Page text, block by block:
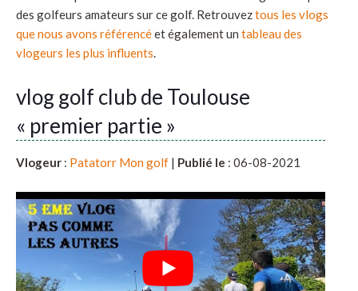
des golfeurs amateurs sur ce golf. Retrouveztous les vlogs
que nous avons référencéet également un tableau des
vlogeurs les plus influents.
vlog golf club de Toulouse
« premier partie »
Vlogeur : Patatorr Mon golf | Publié le : 06-08-2021